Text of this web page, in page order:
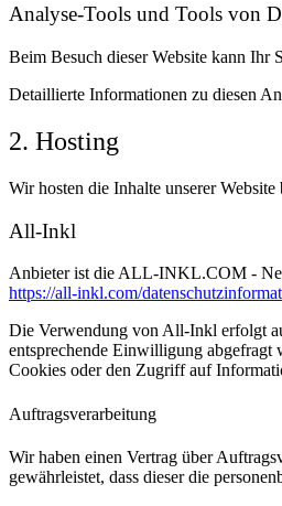
Analyse-Tools und Tools von
Beim Besuch dieser Website kann Ihr
Detaillierte Informationen zu diesen
2. Hosting
Wir hosten die Inhalte unserer
All-Inkl
Anbieter ist die ALL-INKL.COM -
https://all-inkl.com/
Die Verwendung von All-Inkl erfolgt
entsprechende Einwilligung
Cookies oder den Zugriff auf
Auftragsverarbeitung
Wir haben einen Vertrag über
gewährleistet, dass dieser die